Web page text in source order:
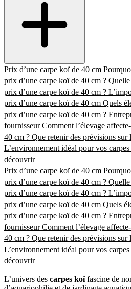
Prix d’une carpe koï de 40 cm
prix d’une carpe koï de 40 cm ?
prix d’une carpe koï de 40 cm ?
prix d’une carpe koï de 40 cm Quels
prix d’une carpe koï de 40 cm ?
fournisseurComment l’élevage
40 cm ? Que retenir des prévisions sur
L’environnement idéal pour vos
découvrir
Prix d’une carpe koï de 40 cm
prix d’une carpe koï de 40 cm ?
prix d’une carpe koï de 40 cm ?
prix d’une carpe koï de 40 cm Quels
prix d’une carpe koï de 40 cm ?
fournisseurComment l’élevage
40 cm ? Que retenir des prévisions sur
L’environnement idéal pour vos
découvrir
L’univers des carpes koïfascine de